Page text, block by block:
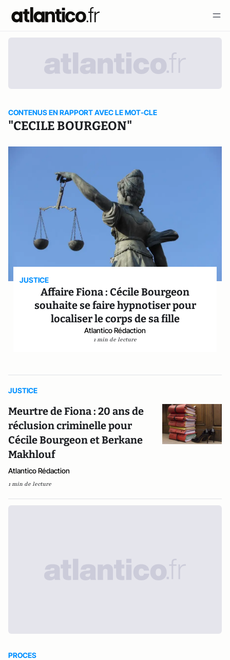
CONTENUS EN RAPPORT AVEC LE MOT-CLE
"CECILE BOURGEON"
JUSTICE
Affaire Fiona : Cécile Bourgeon
souhaite se faire hypnotiser pour
localiser le corps de sa fille
Atlantico Rédaction
1 min de lecture
JUSTICE
Meurtre de Fiona : 20 ans de
réclusion criminelle pour
Cécile Bourgeon et Berkane
Makhlouf
Atlantico Rédaction
1 min de lecture
PROCES